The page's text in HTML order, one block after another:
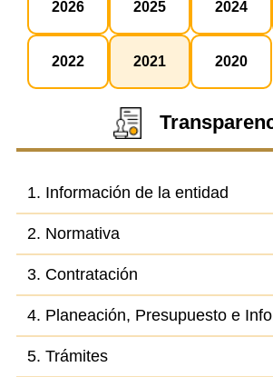
2026 2025 2024
2022 2021 2020
1. Información de la entidad
2. Normativa
3. Contratación
4. Planeación, Presupuesto e
5. Trámites